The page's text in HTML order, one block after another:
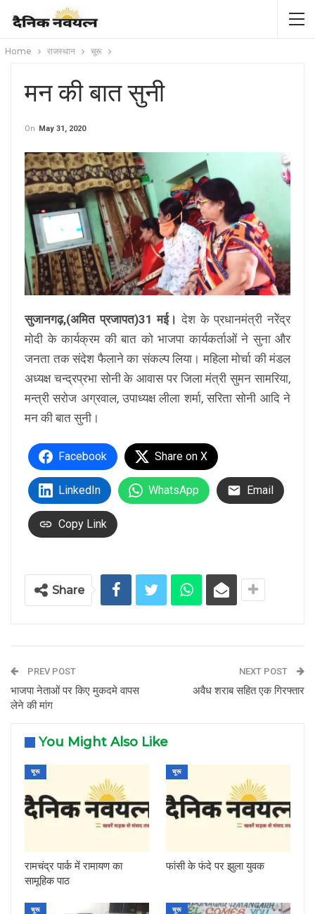
Home राजस्थान चूरू
मन की बात सुनी
On May 31, 2020
सुजानगढ़,(अमित प्रजापत)31 मई। देश के प्रधानमंत्री नरेेंद्र
मोदी के कार्यक्रम की बात को भाजपा कार्यकर्ताओं ने सुना और
जनता तक संदेश फैलाने का संकल्प लिया। महिला मोर्चा की मंडल
अध्यक्ष चन्द्रप्रभा सोनी के आवास पर जिला मंत्री सुमन सामरिया,
मन्त्री सरोज अग्रवाल, उपाध्यक्ष लीला शर्मा, सरिता सोनी आदि ने
मन की बात सुनी।
Facebook Share on X
LinkedIn WhatsApp Email
Copy Link
Share
PREV POST
भाजपा नेताओं पर किए मुकदमे वापस
लेने की मांग
NEXT POST
अवैध शराब सहित एक गिरफ्तार
You Might Also Like
चूरू
रामचंद्र पार्क में रामायण का
सामूहिक पाठ
चूरू
फांसी के फंदे पर झुला युवक
चूरू चूरू